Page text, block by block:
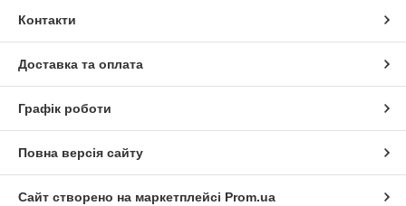
Контакти
Доставка та оплата
Графік роботи
Повна версія сайту
Сайт створено на маркетплейсі Prom.ua